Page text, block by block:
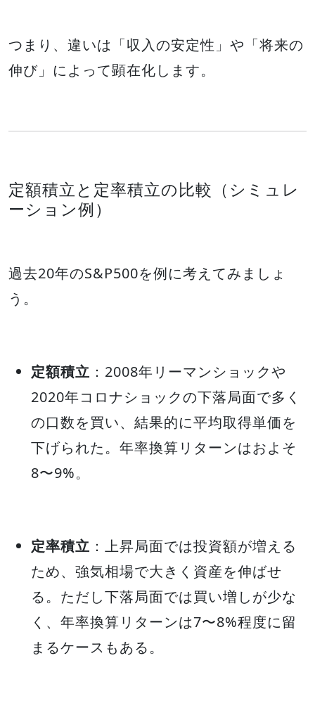
つまり、違いは「収入の安定性」や「将来の
伸び」によって顕在化します。
定額積立と定率積立の比較（シミュレ
ーション例）
過去20年のS&P500を例に考えてみましょ
う。
定額積立 ：2008年リーマンショックや
2020年コロナショックの下落局面で多く
の口数を買い、結果的に平均取得単価を
下げられた。年率換算リターンはおよそ
8〜9%。
定率積立 ：上昇局面では投資額が増える
ため、強気相場で大きく資産を伸ばせ
る。ただし下落局面では買い増しが少な
く、年率換算リターンは7〜8%程度に留
まるケースもある。